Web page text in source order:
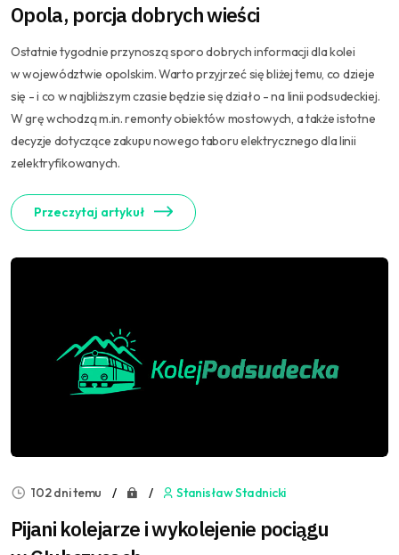
Opola, porcja dobrych wieści
Ostatnie tygodnie przynoszą sporo dobrych informacji dla kolei
w województwie opolskim. Warto przyjrzeć się bliżej temu, co dzieje
się - i co w najbliższym czasie będzie się działo - na linii podsudeckiej.
W grę wchodzą m.in. remonty obiektów mostowych, a także istotne
decyzje dotyczące zakupu nowego taboru elektrycznego dla linii
zelektryfikowanych.
Przeczytaj artykuł
102 dni temu Stanisław Stadnicki
Pijani kolejarze i wykolejenie pociągu